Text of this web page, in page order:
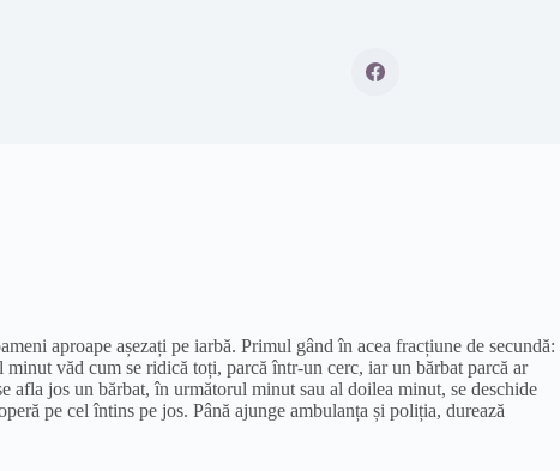
aproape așezați pe iarbă. Primul gând în acea fracțiune de secundă:
văd cum se ridică toți, parcă într-un cerc, iar un bărbat parcă ar
afla jos un bărbat, în următorul minut sau al doilea minut, se deschide
pe cel întins pe jos. Până ajunge ambulanța și poliția, durează